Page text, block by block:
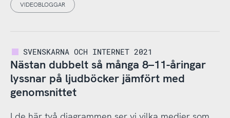
VIDEOBLOGGAR
SVENSKARNA OCH INTERNET 2021
Nästan dubbelt så många 8–11-åringar
lyssnar på ljudböcker jämfört med
genomsnittet